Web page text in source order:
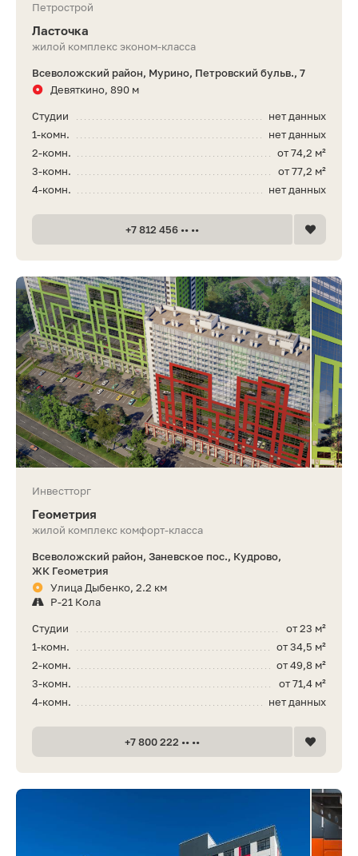
Петрострой
Ласточка
жилой комплекс эконом-класса
Всеволожский район, Мурино, Петровский бульв., 7
Девяткино, 890 м
нет данных
Студии
нет данных
1-комн.
от 74,2 м²
2-комн.
от 77,2 м²
3-комн.
нет данных
4-комн.
+7 812 456 •• ••
Инвестторг
Геометрия
жилой комплекс комфорт-класса
Всеволожский район, Заневское пос., Кудрово,
ЖК Геометрия
Улица Дыбенко, 2.2 км
Р-21 Кола
от 23 м²
Студии
от 34,5 м²
1-комн.
от 49,8 м²
2-комн.
от 71,4 м²
3-комн.
нет данных
4-комн.
+7 800 222 •• ••